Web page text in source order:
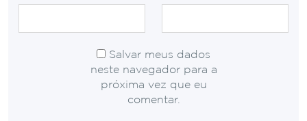
Salvar meus dados
neste navegador para a
próxima vez que eu
comentar.